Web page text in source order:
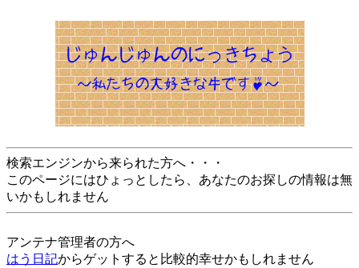
検索エンジンから来られた方へ・・・
このページにはひょっとしたら、あなたのお探しの情報は無
いかもしれません
アンテナ管理者の方へ
はう日記からゲットすると比較的幸せかもしれません